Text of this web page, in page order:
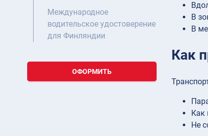
Международное
водительское удостоверение
для Финляндии
ОФОРМИТЬ
В
В
Как
Как
Не